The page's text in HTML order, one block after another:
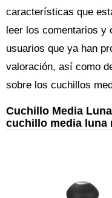
características que
leer los comentarios y
usuarios que ya han
valoración, así como
sobre los cuchillos
Cuchillo Media
cuchillo media luna